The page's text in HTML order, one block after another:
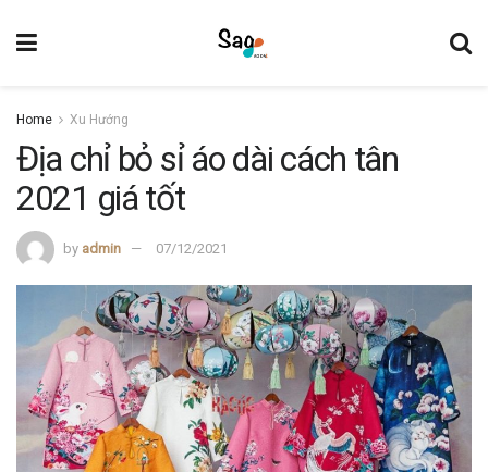
Home Xu Hướng
Địa chỉ bỏ sỉ áo dài cách tân
2021 giá tốt
by admin 07/12/2021